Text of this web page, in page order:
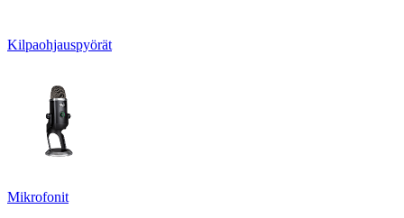
Kilpaohjauspyörät
Mikrofonit